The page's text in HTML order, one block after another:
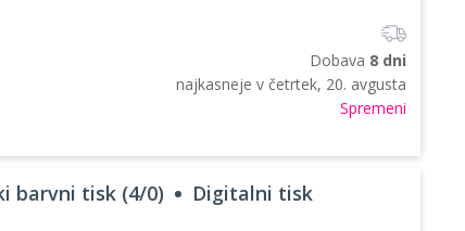
Dobava 8 dni
najkasneje v četrtek, 20. avgusta
Spremeni
barvni tisk (4/0) Digitalni tisk